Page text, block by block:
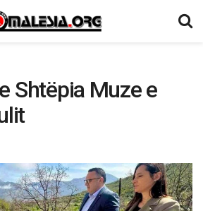
Shtëpia Muze e